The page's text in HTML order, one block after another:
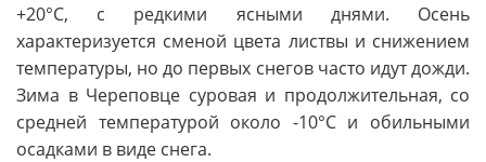
+20°C, с редкими ясными днями. Осень
характеризуется сменой цвета листвы и снижением
температуры, но до первых снегов часто идут дожди.
Зима в Череповце суровая и продолжительная, со
средней температурой около -10°C и обильными
осадками в виде снега.